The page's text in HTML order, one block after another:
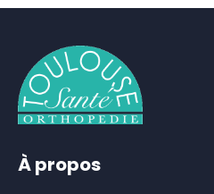
a
variations.
Les
options
peuvent
être
sur
À propos